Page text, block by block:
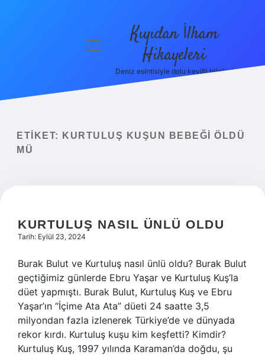
Yasal Uyarı
menüyü
Kıyıdan İlham
Hikayeleri
Deniz esintisiyle dolu keyifli bilgiler!
ETIKET:
KURTULUŞ KUŞUN BEBEĞI ÖLDÜ
MÜ
KURTULUŞ NASIL ÜNLÜ OLDU
Tarih: Eylül 23, 2024
Burak Bulut ve Kurtuluş nasıl ünlü oldu? Burak Bulut
geçtiğimiz günlerde Ebru Yaşar ve Kurtuluş Kuş’la
düet yapmıştı. Burak Bulut, Kurtuluş Kuş ve Ebru
Yaşar’ın “İçime Ata Ata” düeti 24 saatte 3,5
milyondan fazla izlenerek Türkiye’de ve dünyada
rekor kırdı. Kurtuluş kuşu kim keşfetti? Kimdir?
Kurtuluş Kuş, 1997 yılında Karaman’da doğdu, şu